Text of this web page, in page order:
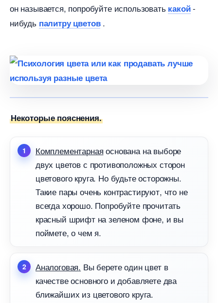
он называется, попробуйте использовать какой-
нибудь палитру цвето.
Некоторые пояснения.
Комплементарная основана на выборе
двух цветов с противоположных сторон
цветового круга. Но будьте осторожны.
Такие пары очень контрастируют, что не
сегда хорошо. Попробуйте прочитать
красный шрифт на зеленом фоне, и вы
поймете, о чем я.
Аналоговая. ы берете один цвет
качестве основного и добавляете два
лижайших из цветового круга.